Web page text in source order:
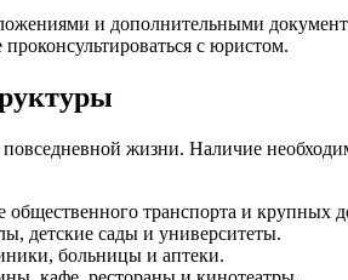
и дополнительными
с юристом.
жизни. Наличие
общественного транспорта и крупных
детские сады и университеты.
больницы и аптеки.